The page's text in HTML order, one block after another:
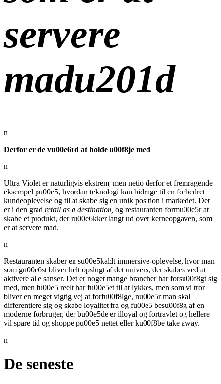
servere
madu201d
n
Derfor er de vu00e6rd at holde u00f8je med
n
Ultra Violet er naturligvis ekstrem, men netio derfor et fremragende
eksempel pu00e5, hvordan teknologi kan bidrage til en forbedret
kundeoplevelse og til at skabe sig en unik position i markedet. Det
er i den grad retail as a destination, og restauranten formu00e5r at
skabe et produkt, der ru00e6kker langt ud over kerneopgaven, som
er at servere mad.
n
Restauranten skaber en su00e5kaldt immersive-oplevelse, hvor man
som gu00e6st bliver helt opslugt af det univers, der skabes ved at
aktivere alle sanser. Det er noget mange brancher har forsu00f8gt sig
med, men fu00e5 reelt har fu00e5et til at lykkes, men som vi tror
bliver en meget vigtig vej at forfu00f8lge, nu00e5r man skal
differentiere sig og skabe loyalitet fra og fu00e5 besu00f8g af en
moderne forbruger, der bu00e5de er illoyal og fortravlet og hellere
vil spare tid og shoppe pu00e5 nettet eller ku00f8be take away.
n
De seneste